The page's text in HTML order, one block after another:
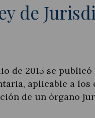
de
de 2015 se publicó
aplicable a los
de un órgano